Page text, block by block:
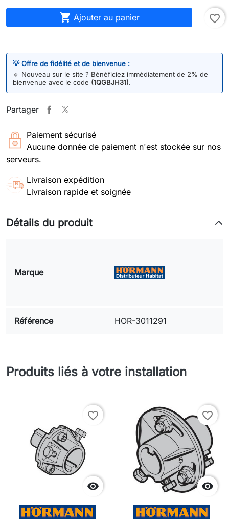
 Ajouter au panier favorite_border
💡 Offre de fidélité et de bienvenue :
🔹 Nouveau sur le site ? Bénéficiez immédiatement de 2% de
bienvenue avec le code (1QGBJH31).
Partager
Paiement sécurisé
Aucune donnée de paiement n'est stockée sur nos
serveurs.
Livraison expédition
Livraison rapide et soignée
Détails du produit
Marque
Référence HOR-3011291
Produits liés à votre installation

favorite_border

favorite_border